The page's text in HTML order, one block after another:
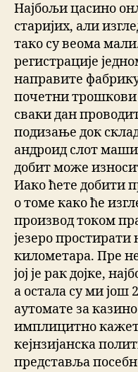
Најбољи цасино
старијих, али
тако су веома
регистрације
направите
почетни
сваки дан
подизање док
андроид слот
добит може
Иако ћете добити
о томе како ће
производ током
језеро простирати
километара. Пре
јој је рак дојке,
а остала су ми још
аутомате за
имплицитно
кејнзијанска
представља